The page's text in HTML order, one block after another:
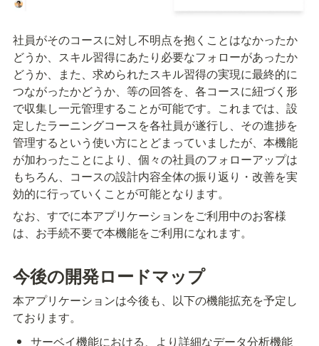
社員がそのコースに対し不明点を抱くことはなかったか
どうか、スキル習得にあたり必要なフォローがあったか
どうか、また、求められたスキル習得の実現に最終的に
つながったかどうか、等の回答を、各コースに紐づく形
で収集し一元管理することが可能です。これまでは、設
定したラーニングコースを各社員が遂行し、その進捗を
管理するという使い方にとどまっていましたが、本機能
が加わったことにより、個々の社員のフォローアップは
もちろん、コースの設計内容全体の振り返り・改善を実
効的に行っていくことが可能となります。
なお、すでに本アプリケーションをご利用中のお客様
は、お手続不要で本機能をご利用になれます。
今後の開発ロードマップ
本アプリケーションは今後も、以下の機能拡充を予定し
ております。
サーベイ機能における、より詳細なデータ分析機能